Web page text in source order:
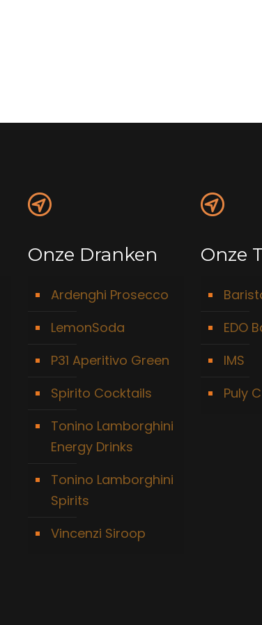
Onze Dranken
Ardenghi Prosecco
LemonSoda
P31 Aperitivo Green
Spirito Cocktails
Tonino Lamborghini
Energy Drinks
Tonino Lamborghini
Spirits
Vincenzi Siroop
Onze
EDO
IMS
Puly